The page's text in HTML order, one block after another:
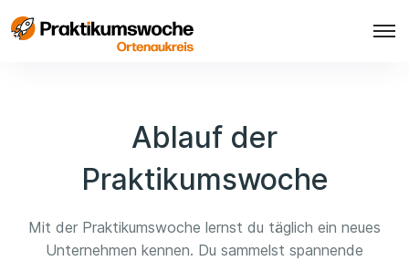
Ablauf der
Praktikumswoche
Mit der Praktikumswoche lernst du täglich ein neues
Unternehmen kennen. Du sammelst spannende